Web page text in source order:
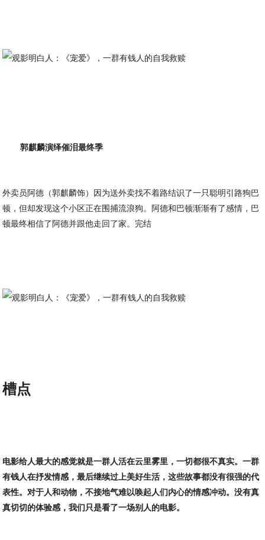
郭麒麟演绎催泪最终季
外卖员阿德（郭麒麟饰）因为送外卖找不着路结识了一只聪明引路狗巴
顿，但却发现这个小区正在围捕流浪狗。阿德和巴顿渐渐有了感情，巴
顿最终相信了阿德并跟他走回了家。完结
槽点
电影给人最大的感觉就是一群人活在云里雾里，一切都很不真实。一群
有钱人在抒发情感，最后继续过上美好生活，这些故事都没有很强的代
表性。对于人和动物，不接地气难以唤起人们内心的情感冲动。没有真
真切切的体验感，我们只是看了一场别人的电影。